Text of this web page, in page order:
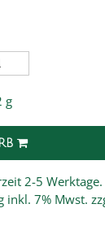
g
2-5 Werktage.
inkl. 7% Mwst.